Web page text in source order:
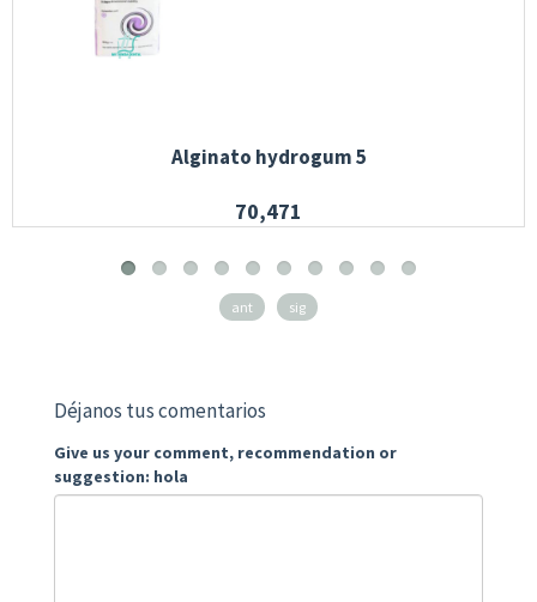
Alginato hydrogum 5
70,471
ant sig
Déjanos tus comentarios
Give us your comment, recommendation or
suggestion: hola